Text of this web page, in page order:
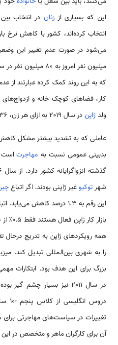
این که بسیاری اززنان در انتخاب
انتخاب کرده‌اند، کشور با کاهش نرخ
که به این روند کمک کرده عبارتند از
کار، فضاهای کوچک خانه و ازدواج‌های
ولد ژاپن در سال 2019 به ازای هر زن، 1.36 بوده است
عاملی که به تشدید بیشتر مشکل
بدبینی عمومی نسبت به مهاجرتاست.
شهرتوکیوغیر ژاپنی بودند. اگر اتباع
این رقم به 1.3 درصد کاهش
بازار
همه رویکردهای ژاپن به تدریج درحال
بزرگ برای این هدف بود. ابتکارات
در سال 2011 نیز بسیار
تغییرات در سیاست‌های مهاجرتی برای
آن برای کارگران ماهر و متخصص در این